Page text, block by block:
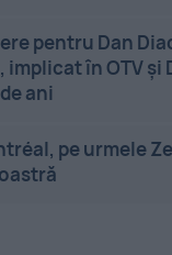
pentru Dan
implicat în OTV și
ani
pe urmele